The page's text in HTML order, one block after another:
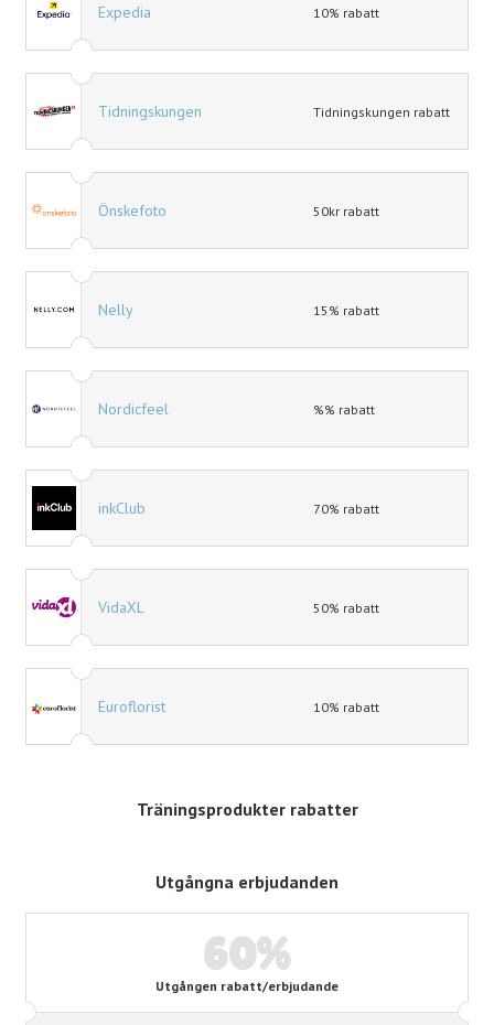
Expedia 10% rabatt
Tidningskungen Tidningskungen rabatt
Önskefoto 50kr rabatt
Nelly 15% rabatt
Nordicfeel %% rabatt
inkClub 70% rabatt
VidaXL 50% rabatt
Euroflorist 10% rabatt
Träningsprodukter rabatter
Utgångna erbjudanden
60%
Utgången rabatt/erbjudande